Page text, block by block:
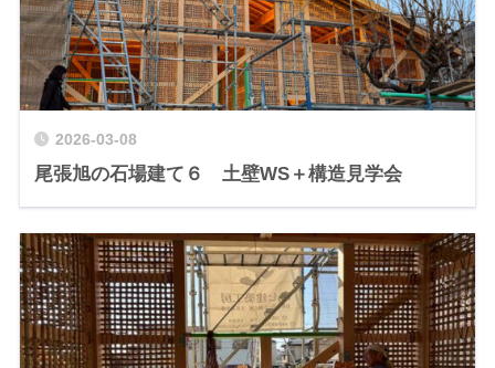
2026-03-08
尾張旭の石場建て６ 土壁WS＋構造見学会